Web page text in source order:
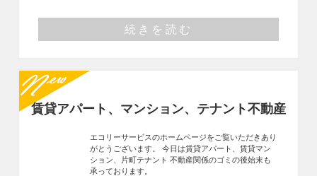
続きを読む
賃貸アパート、マンション、テナント不動産
エコリーサービスのホームページをご覧いただきあり
がとうございます。 今日は賃貸アパート、賃貸マン
ション、片町テナント 不動産関係のゴミの後始末も
承っております。